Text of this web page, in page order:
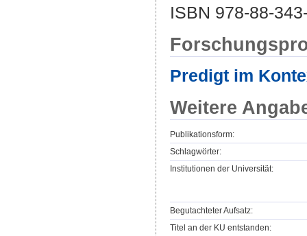
ISBN 978-88-
Predigt im
Weitere
Publikationsform:
Schlagwörter:
Institutionen der Universität:
Begutachteter Aufsatz:
Titel an der KU entstanden: